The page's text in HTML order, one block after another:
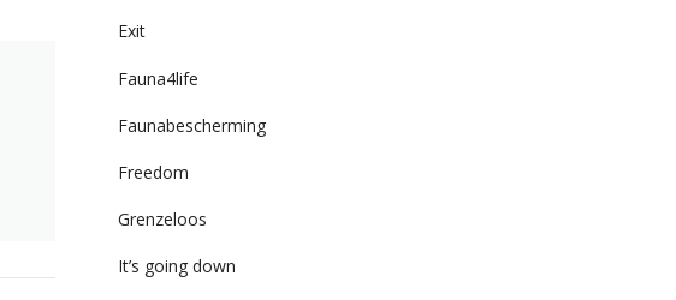
Exit
Fauna4life
Faunabescherming
Freedom
Grenzeloos
It’s going down